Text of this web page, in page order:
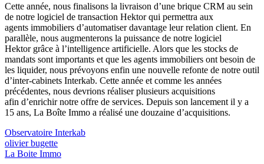
Cette année, nous finalisons la livraison d’une brique CRM au sein
de notre logiciel de transaction Hektor qui permettra aux
agents immobiliers d’automatiser davantage leur relation client. En
parallèle, nous augmenterons la puissance de notre logiciel
Hektor grâce à l’intelligence artificielle. Alors que les stocks de
mandats sont importants et que les agents immobiliers ont besoin de
les liquider, nous prévoyons enfin une nouvelle refonte de notre outil
d’inter-cabinets Interkab. Cette année et comme les années
précédentes, nous devrions réaliser plusieurs acquisitions
afin d’enrichir notre offre de services. Depuis son lancement il y a
15 ans, La Boîte Immo a réalisé une douzaine d’acquisitions.
Observatoire Interkab
olivier bugette
La Boite Immo